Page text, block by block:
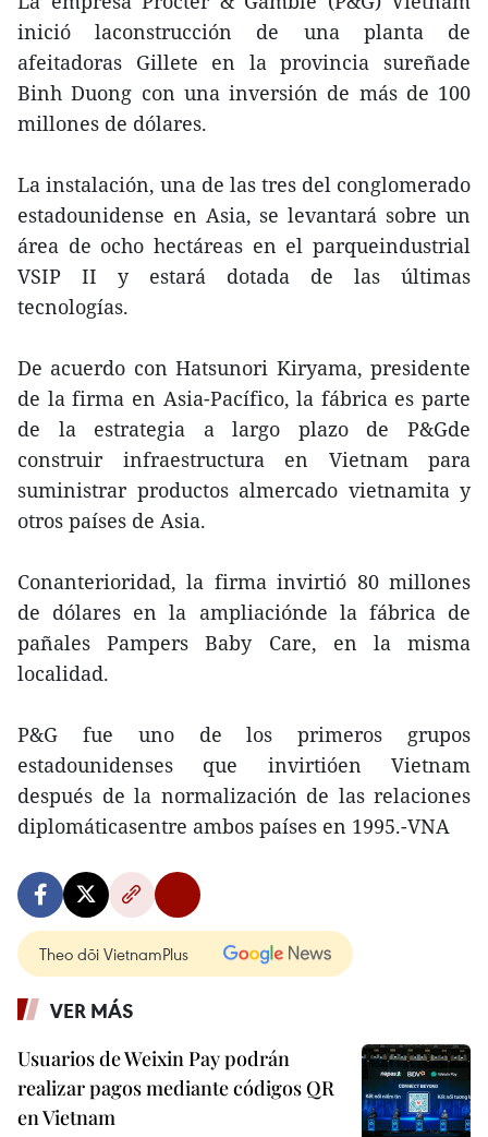
inició laconstrucción de una planta de
afeitadoras Gillete en la provincia sureñade
Binh Duong con una inversión de más de 100
millones de dólares.
La instalación, una de las tres del conglomerado
estadounidense en Asia, se levantará sobre un
área de ocho hectáreas en el parqueindustrial
VSIP II y estará dotada de las últimas
tecnologías.
De acuerdo con Hatsunori Kiryama, presidente
de la firma en Asia-Pacífico, la fábrica es parte
de la estrategia a largo plazo de P&Gde
construir infraestructura en Vietnam para
suministrar productos almercado vietnamita y
otros países de Asia.
Conanterioridad, la firma invirtió 80 millones
de dólares en la ampliaciónde la fábrica de
pañales Pampers Baby Care, en la misma
localidad.
P&G fue uno de los primeros grupos
estadounidenses que invirtióen Vietnam
después de la normalización de las relaciones
diplomáticasentre ambos países en 1995.-VNA
Theo dõi VietnamPlus
VER MÁS
Usuarios de Weixin Pay podrán
realizar pagos mediante códigos QR
en Vietnam